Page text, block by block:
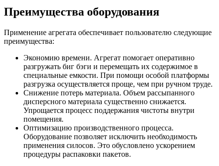
Преимущества оборудования
Применение агрегата обеспечивает пользователю следующие
преимущества:
Экономию времени. Агрегат помогает оперативно
разгружать биг бэги и перемещать их содержимое в
специальные емкости. При помощи особой платформы
разгрузка осуществляется проще, чем при ручном труде.
Снижение потерь материала. Объем рассыпанного
дисперсного материала существенно снижается.
Упрощается процесс поддержания чистоты внутри
помещения.
Оптимизацию производственного процесса.
Оборудование позволяет исключить необходимость
применения силосов. Это обусловлено ускорением
процедуры распаковки пакетов.